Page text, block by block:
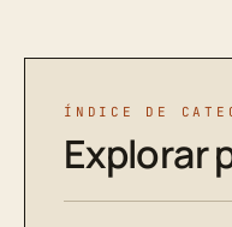
ÍNDICE DE
Explorar